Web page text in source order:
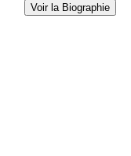
Voir la Biographie